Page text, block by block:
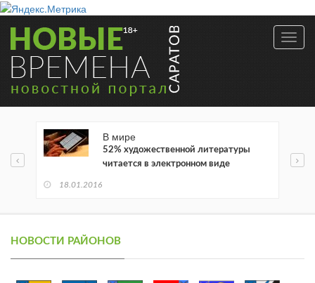
В мире
52% художественной литературы
читается в электронном виде
18.01.2016
НОВОСТИ РАЙОНОВ